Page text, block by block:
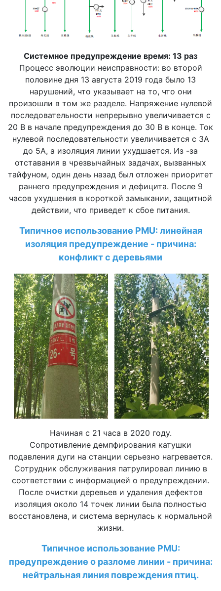
Системное предупреждение время: 13 раз
Процесс эволюции неисправности: во второй
половине дня 13 августа 2019 года было 13
нарушений, что указывает на то, что они
произошли в том же разделе. Напряжение нулевой
последовательности непрерывно увеличивается с
20 В в начале предупреждения до 30 В в конце. Ток
нулевой последовательности увеличивается с 3А
до 5А, а изоляция линии ухудшается. Из -за
отставания в чрезвычайных задачах, вызванных
тайфуном, один день назад был отложен приоритет
раннего предупреждения и дефицита. После 9
часов ухудшения в короткой замыкании, защитной
действии, что приведет к сбое питания.
Типичное использование PMU: линейная
изоляция предупреждение - причина:
конфликт с деревьями
Начиная с 21 часа в 2020 году.
Сопротивление демпфирования катушки
подавления дуги на станции серьезно нагревается.
Сотрудник обслуживания патрулировал линию в
соответствии с информацией о предупреждении.
После очистки деревьев и удаления дефектов
изоляция около 14 точек линии была полностью
восстановлена, и система вернулась к нормальной
жизни.
Типичное использование PMU:
предупреждение о разломе линии - причина:
нейтральная линия повреждения птиц.